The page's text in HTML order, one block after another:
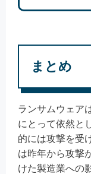
まとめ
ランサムウェア
にとって依然と
的には攻撃を受
は昨年から攻撃
けた製造業への